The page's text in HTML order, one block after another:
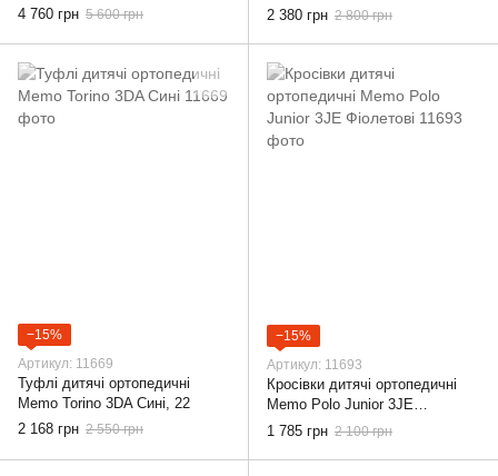
4 760 грн 5 600 грн
2 380 грн 2 800 грн
−15%
Артикул: 11669
Туфлі дитячі ортопедичні
Memo Torino 3DA Сині, 22
2 168 грн 2 550 грн
−15%
Артикул: 11693
Кросівки дитячі ортопедичні
Memo Polo Junior 3JE
Фіолетові, 22
1 785 грн 2 100 грн